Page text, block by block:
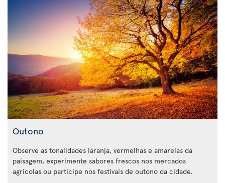
Outono
Observe as tonalidades laranja, vermelhas e amarelas da
paisagem, experimente sabores frescos nos mercados
agrícolas ou participe nos festivais de outono da cidade.